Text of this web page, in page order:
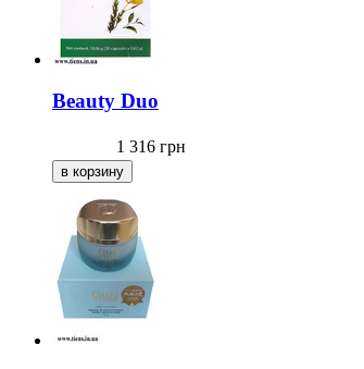
Beauty Duo
1 316 грн